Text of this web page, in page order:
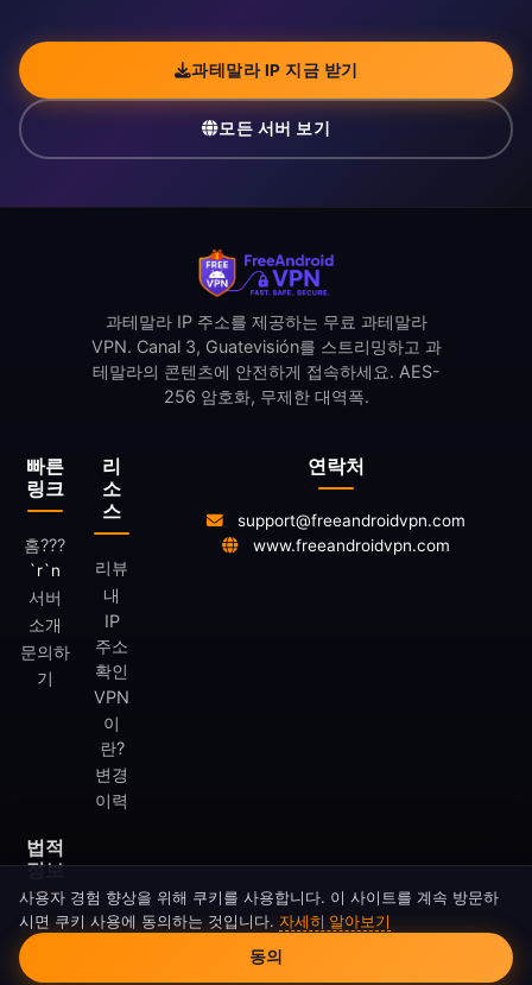
과테말라 IP 지금 받기
모든 서버 보기
빠른
링크
홈???
`r`n
서버
소개
문의하
기
리
소
스
리뷰
내
IP
주소
확인
VPN
이
란?
변경
이력
법적
정보
개인정
보처리
방침
과테말라 IP 주소를 제공하는 무료 과테말라
VPN. Canal 3, Guatevisión를 스트리밍하고 과
테말라의 콘텐츠에 안전하게 접속하세요. AES-
256 암호화, 무제한 대역폭.
연락처
support@freeandroidvpn.com
www.freeandroidvpn.com
쿠키 동의
사용자 경험 향상을 위해 쿠키를 사용합니다. 이 사이트를 계속 방문하
시면 쿠키 사용에 동의하는 것입니다. 자세히 알아보기
동의